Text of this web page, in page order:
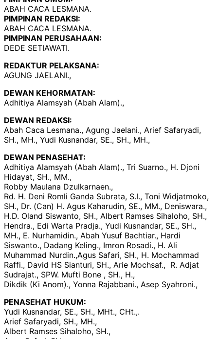
ABAH CACA LESMANA.
PIMPINAN REDAKSI:
ABAH CACA LESMANA.
PIMPINAN PERUSAHAAN:
DEDE SETIAWATI.
REDAKTUR PELAKSANA:
AGUNG JAELANI.,
DEWAN KEHORMATAN:
Adhitiya Alamsyah (Abah Alam).,
DEWAN REDAKSI:
Abah Caca Lesmana., Agung Jaelani., Arief Safaryadi,
SH., MH., Yudi Kusnandar, SE., SH., MH.,
DEWAN PENASEHAT:
Adhitiya Alamsyah (Abah Alam)., Tri Suarno., H. Djoni
Hidayat, SH., MM.,
Robby Maulana Dzulkarnaen.,
Rd. H. Deni Romli Ganda Subrata, S.I., Toni Widjatmoko,
SH., Dr. (Can) H. Agus Kaharudin, SE., MM., Deniswara.,
H.D. Oland Siswanto, SH., Albert Ramses Sihaloho, SH.,
Hendra., Edi Warta Pradja., Yudi Kusnandar, SE., SH.,
MH., E. Nurhamidin., Abah Yusuf Bachtiar., Hardi
Siswanto., Dadang Keling., Imron Rosadi., H. Ali
Muhammad Nurdin.,Agus Safari, SH., H. Mochammad
Raffi., David HS Sianturi, SH., Arie Mochsaf., R. Adjat
Sudrajat., SPW. Mufti Bone , SH., H.,
Dikdik (Ki Anom)., Yonna Rajabbani., Asep Syahroni.,
PENASEHAT HUKUM:
Yudi Kusnandar, SE., SH., MHt., CHt.,.
Arief Safaryadi, SH., MH.,
Albert Ramses Sihaloho, SH.,